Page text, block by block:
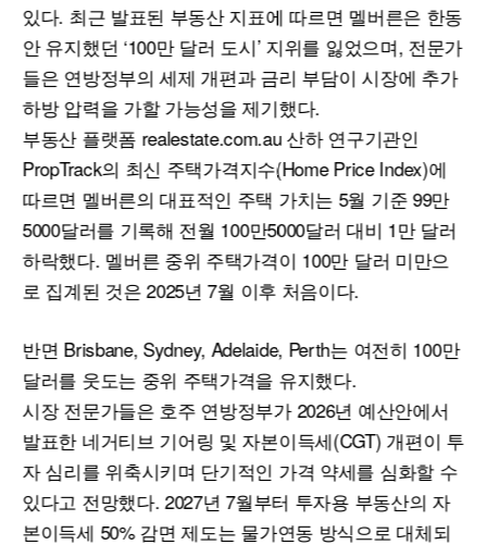
있다. 최근 발표된 부동산 지표에 따르면 멜버른은 한동
안 유지했던 ‘100만 달러 도시’ 지위를 잃었으며, 전문가
들은 연방정부의 세제 개편과 금리 부담이 시장에 추가
하방 압력을 가할 가능성을 제기했다.
부동산 플랫폼 realestate.com.au 산하 연구기관인
PropTrack의 최신 주택가격지수(Home Price Index)에
따르면 멜버른의 대표적인 주택 가치는 5월 기준 99만
5000달러를 기록해 전월 100만5000달러 대비 1만 달러
하락했다. 멜버른 중위 주택가격이 100만 달러 미만으
로 집계된 것은 2025년 7월 이후 처음이다.
반면 Brisbane, Sydney, Adelaide, Perth는 여전히 100만
달러를 웃도는 중위 주택가격을 유지했다.
시장 전문가들은 호주 연방정부가 2026년 예산안에서
발표한 네거티브 기어링 및 자본이득세(CGT) 개편이 투
자 심리를 위축시키며 단기적인 가격 약세를 심화할 수
있다고 전망했다. 2027년 7월부터 투자용 부동산의 자
본이득세 50% 감면 제도는 물가연동 방식으로 대체되